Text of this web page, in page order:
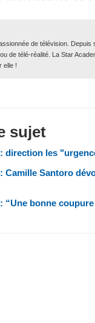
de télévision.
de télé-réalité. La Star
elle !
sujet
direction les
Camille Santoro
“Une bonne